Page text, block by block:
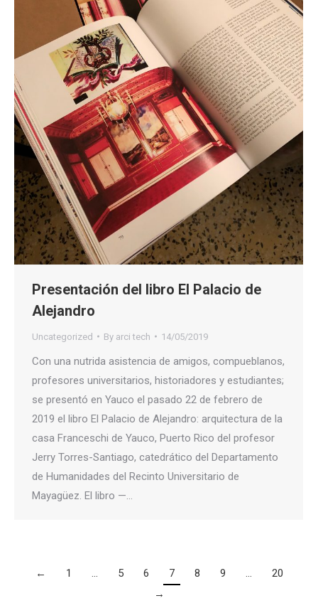
Presentación del libro El Palacio de
Alejandro
Uncategorized By arci tech 14/05/2019
Con una nutrida asistencia de amigos, compueblanos,
profesores universitarios, historiadores y estudiantes;
se presentó en Yauco el pasado 22 de febrero de
2019 el libro El Palacio de Alejandro: arquitectura de la
casa Franceschi de Yauco, Puerto Rico del profesor
Jerry Torres-Santiago, catedrático del Departamento
de Humanidades del Recinto Universitario de
Mayagüez. El libro —…
← 1 … 5 6 7 8 9 …
20
→